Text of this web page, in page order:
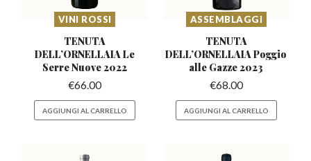
VINI ROSSI
TENUTA
DELL’ORNELLAIALe
Serre Nuove 2022
€66.00
AGGIUNGI AL CARRELLO
ASSEMBLAGGI
TENUTA
DELL’ORNELLAIAPoggio
alle Gazze 2023
€68.00
AGGIUNGI AL CARRELLO